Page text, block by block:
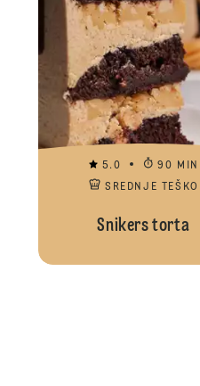
5.0
90 MIN
SREDNJE TEŠKO
Snikers torta